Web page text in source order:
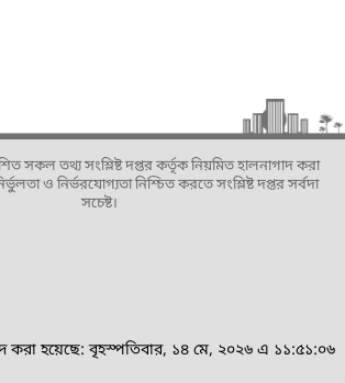
সকল তথ্য সংশ্লিষ্ট দপ্তর কর্তৃক নিয়মিত হালনাগাদ করা
ও নির্ভরযোগ্যতা নিশ্চিত করতে সংশ্লিষ্ট দপ্তর সর্বদা
সচেষ্ট।
করা হয়েছে: বৃহস্পতিবার, ১৪ মে, ২০২৬ এ ১১:৫১:০৬